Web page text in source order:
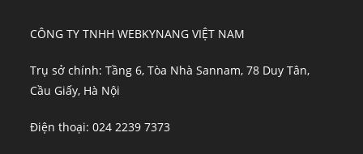
CÔNG TY TNHH WEBKYNANG VIỆT NAM
Trụ sở chính: Tầng 6, Tòa Nhà Sannam, 78 Duy Tân,
Cầu Giấy, Hà Nội
Điện thoại: 024 2239 7373